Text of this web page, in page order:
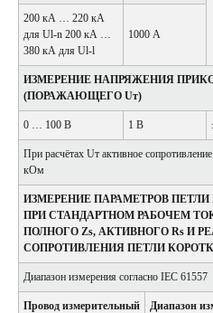
200 кА … 220 кА
для Ul-n 200 кА …
380 кА для Ul-l
1000 А
ИЗМЕРЕНИЕ НАПРЯЖЕНИЯ
(ПОРАЖАЮЩЕГО Uт)
0 … 100 В 1 В
При расчётах Uт активное
кОм
ИЗМЕРЕНИЕ ПАРАМЕТРОВ
ПРИ СТАНДАРТНОМ РАБОЧЕМ
ПОЛНОГО Zs, АКТИВНОГО Rs И
СОПРОТИВЛЕНИЯ ПЕТЛИ
Диапазон измерения согласно IEC 61557
Провод измерительный Диапазон